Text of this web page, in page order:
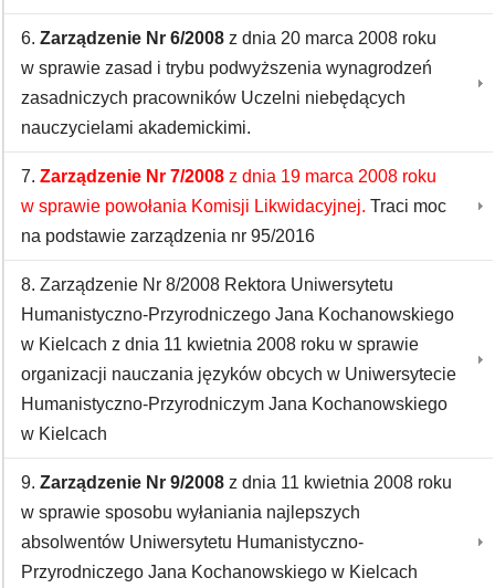
6. Zarządzenie Nr 6/2008 z dnia 20 marca 2008 roku
w sprawie zasad i trybu podwyższenia wynagrodzeń
zasadniczych pracowników Uczelni niebędących
nauczycielami akademickimi.
7. Zarządzenie Nr 7/2008 z dnia 19 marca 2008 roku
w sprawie powołania Komisji Likwidacyjnej. Traci moc
na podstawie zarządzenia nr 95/2016
8. Zarządzenie Nr 8/2008 Rektora Uniwersytetu
Humanistyczno-Przyrodniczego Jana Kochanowskiego
w Kielcach z dnia 11 kwietnia 2008 roku w sprawie
organizacji nauczania języków obcych w Uniwersytecie
Humanistyczno-Przyrodniczym Jana Kochanowskiego
w Kielcach
9. Zarządzenie Nr 9/2008 z dnia 11 kwietnia 2008 roku
w sprawie sposobu wyłaniania najlepszych
absolwentów Uniwersytetu Humanistyczno-
Przyrodniczego Jana Kochanowskiego w Kielcach